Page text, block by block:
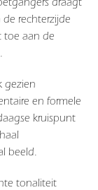
rechterzijde
toe aan de
gezien
en formele
kruispunt
beeld.
tonaliteit